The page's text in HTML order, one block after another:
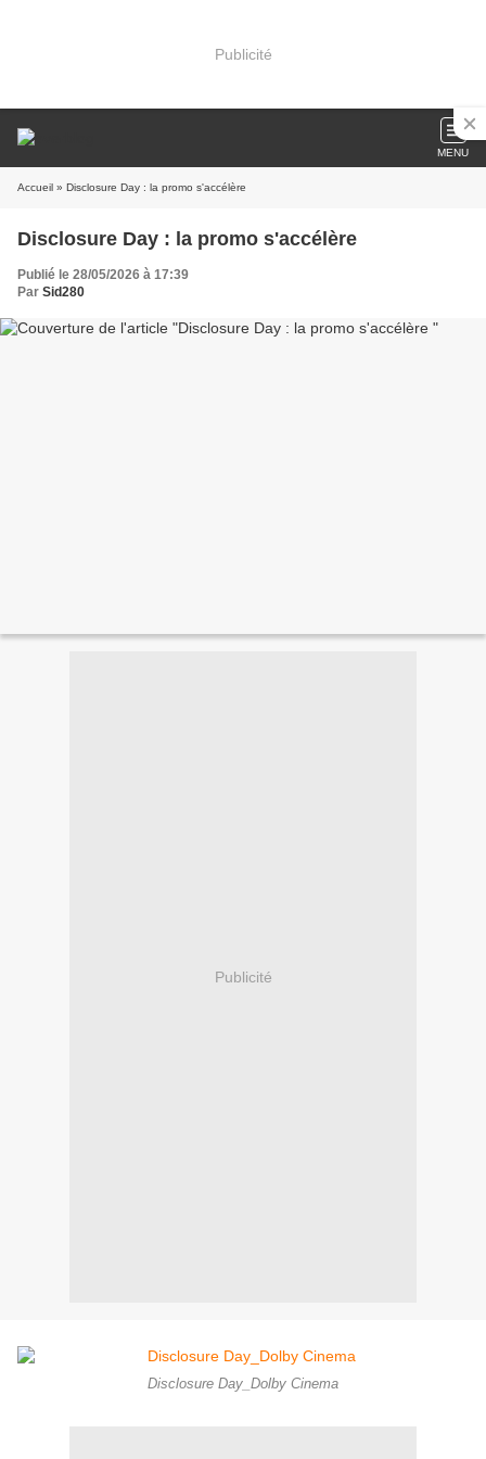
Publicité
MENU
Accueil » Disclosure Day : la promo s'accélère
Disclosure Day : la promo s'accélère
Publié le 28/05/2026 à 17:39
Par Sid280
Publicité
Disclosure Day_Dolby Cinema